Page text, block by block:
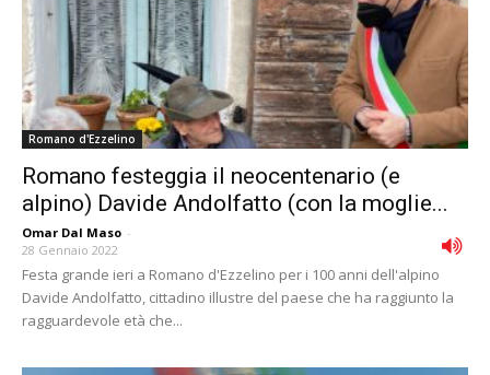
Romano d'Ezzelino
Romano festeggia il neocentenario (e
alpino) Davide Andolfatto (con la moglie...
Omar Dal Maso -
28 Gennaio 2022
Festa grande ieri a Romano d'Ezzelino per i 100 anni dell'alpino
Davide Andolfatto, cittadino illustre del paese che ha raggiunto la
ragguardevole età che...